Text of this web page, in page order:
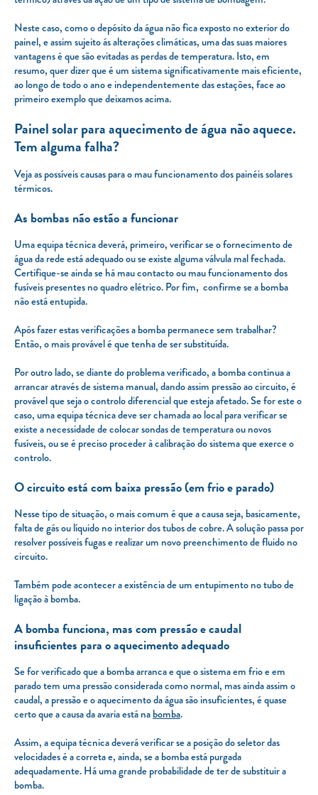
Neste caso, como o depósito da água não fica exposto no exterior do
painel, e assim sujeito ás alterações climáticas, uma das suas maiores
vantagens é que são evitadas as perdas de temperatura. Isto, em
resumo, quer dizer que é um sistema significativamente mais eficiente,
ao longo de todo o ano e independentemente das estações, face ao
primeiro exemplo que deixamos acima.
Painel solar para aquecimento de água não aquece.
Tem alguma falha?
Veja as possíveis causas para o mau funcionamento dos painéis solares
térmicos.
As bombas não estão a funcionar
Uma equipa técnica deverá, primeiro, verificar se o fornecimento de
água da rede está adequado ou se existe alguma válvula mal fechada.
Certifique-se ainda se há mau contacto ou mau funcionamento dos
fusíveis presentes no quadro elétrico. Por fim, confirme se a bomba
não está entupida.
Após fazer estas verificações a bomba permanece sem trabalhar?
Então, o mais provável é que tenha de ser substituída.
Por outro lado, se diante do problema verificado, a bomba continua a
arrancar através de sistema manual, dando assim pressão ao circuito, é
provável que seja o controlo diferencial que esteja afetado. Se for este o
caso, uma equipa técnica deve ser chamada ao local para verificar se
existe a necessidade de colocar sondas de temperatura ou novos
fusíveis, ou se é preciso proceder à calibração do sistema que exerce o
controlo.
O circuito está com baixa pressão (em frio e parado)
Nesse tipo de situação, o mais comum é que a causa seja, basicamente,
falta de gás ou líquido no interior dos tubos de cobre. A solução passa por
resolver possíveis fugas e realizar um novo preenchimento de fluido no
circuito.
Também pode acontecer a existência de um entupimento no tubo de
ligação à bomba.
A bomba funciona, mas com pressão e caudal
insuficientes para o aquecimento adequado
Se for verificado que a bomba arranca e que o sistema em frio e em
parado tem uma pressão considerada como normal, mas ainda assim o
caudal, a pressão e o aquecimento da água são insuficientes, é quase
certo que a causa da avaria está nabomba.
Assim, a equipa técnica deverá verificar se a posição do seletor das
velocidades é a correta e, ainda, se a bomba está purgada
adequadamente. Há uma grande probabilidade de ter de substituir a
bomba.